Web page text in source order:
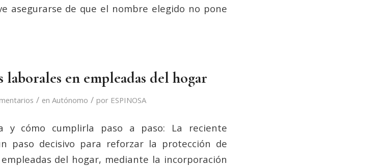
asegurarse de que el nombre elegido no pone
laborales en empleadas del hogar
/ en Autónomo / por ESPINOSA
y cómo cumplirla paso a paso: La reciente
paso decisivo para reforzar la protección de
del hogar, mediante la incorporación